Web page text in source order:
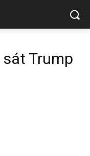
Trump